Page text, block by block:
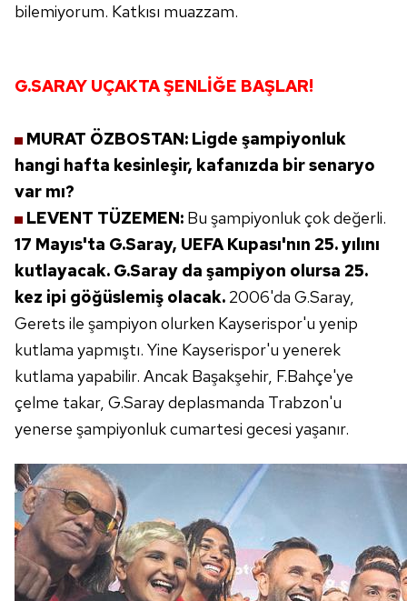
bilemiyorum. Katkısı muazzam.
G.SARAY UÇAKTAŞENLİĞE BAŞLAR!
MURAT ÖZBOSTAN: Ligde şampiyonluk
hangi hafta kesinleşir, kafanızda bir senaryo
var mı?
LEVENT TÜZEMEN: Bu şampiyonlukçok değerli.
17 Mayıs'ta G.Saray, UEFA Kupası'nın 25. yılını
kutlayacak. G.Saray da şampiyon olursa 25.
kez ipi göğüslemiş olacak. 2006'da G.Saray,
Gerets ile şampiyon olurken Kayserispor'u yenip
kutlama yapmıştı. Yine Kayserispor'u yenerek
kutlama yapabilir. Ancak Başakşehir, F.Bahçe'ye
çelme takar, G.Saray deplasmanda Trabzon'u
yenerse şampiyonluk cumartesi gecesi yaşanır.